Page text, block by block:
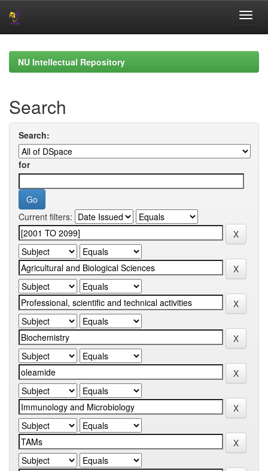
navigationNU Intellectual Repository
Search
Search:
for
Current filters: